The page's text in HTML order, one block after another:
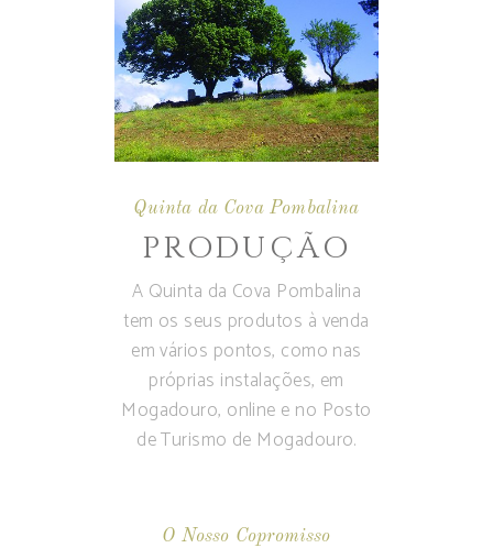
Quinta da Cova Pombalina
PRODUÇÃO
A Quinta da Cova Pombalina
tem os seus produtos à venda
em vários pontos, como nas
próprias instalações, em
Mogadouro, online e no Posto
de Turismo de Mogadouro.
O Nosso Copromisso